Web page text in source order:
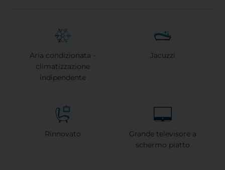
Aria condizionata -
climatizzazione
indipendente
Jacuzzi
Rinnovato
Grande televisore a
schermo piatto